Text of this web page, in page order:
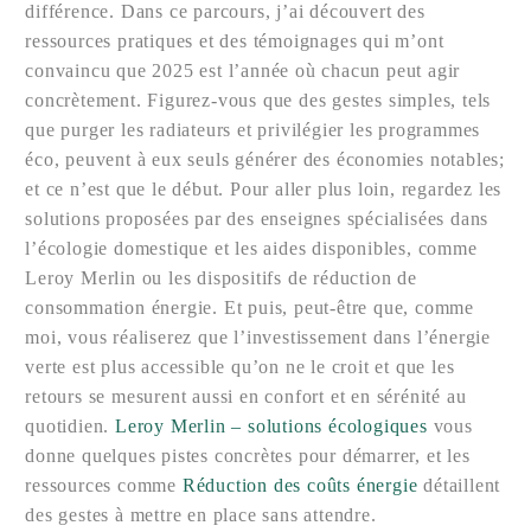
différence. Dans ce parcours, j’ai découvert des
ressources pratiques et des témoignages qui m’ont
convaincu que 2025 est l’année où chacun peut agir
concrètement. Figurez-vous que des gestes simples, tels
que purger les radiateurs et privilégier les programmes
éco, peuvent à eux seuls générer des économies notables;
et ce n’est que le début. Pour aller plus loin, regardez les
solutions proposées par des enseignes spécialisées dans
l’écologie domestique et les aides disponibles, comme
Leroy Merlin ou les dispositifs de réduction de
consommation énergie. Et puis, peut-être que, comme
moi, vous réaliserez que l’investissement dans l’énergie
verte est plus accessible qu’on ne le croit et que les
retours se mesurent aussi en confort et en sérénité au
quotidien.Leroy Merlin – solutions écologiques vous
donne quelques pistes concrètes pour démarrer, et les
ressources comme Réduction des coûts énergie détaillent
des gestes à mettre en place sans attendre.